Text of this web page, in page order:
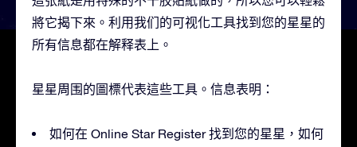
將它揭下來。利用我们的可视化工具找到您的星星的
所有信息都在解释表上。
星星周围的圖標代表這些工具。信息表明：
如何在 Online Star Register 找到您的星星，如何